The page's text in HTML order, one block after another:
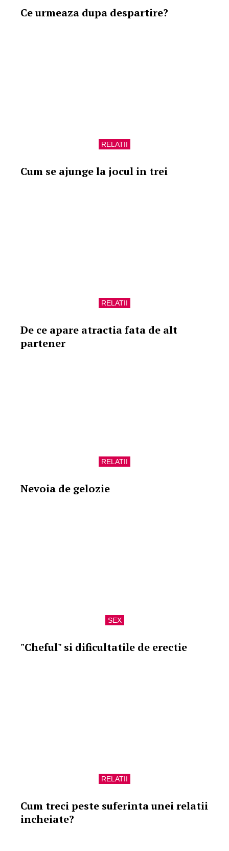
Ce urmeaza dupa despartire?
RELATII
Cum se ajunge la jocul in trei
RELATII
De ce apare atractia fata de alt
partener
RELATII
Nevoia de gelozie
SEX
"Cheful" si dificultatile de erectie
RELATII
Cum treci peste suferinta unei relatii
incheiate?